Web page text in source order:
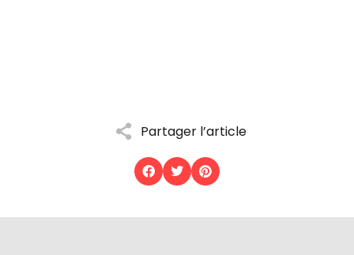
Partager l’article